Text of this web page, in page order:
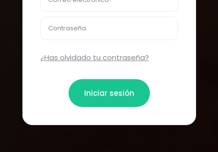
Contraseña
¿Has olvidado tu contraseña?
Iniciar sesión